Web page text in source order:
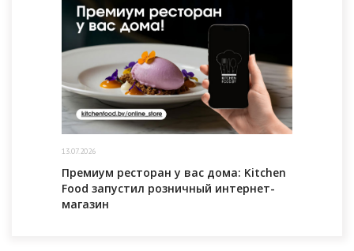
13.07.2026
Премиум ресторан у вас дома: Kitchen
Food запустил розничный интернет-
магазин